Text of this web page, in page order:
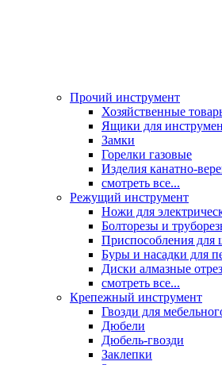
Прочий инструмент
Хозяйственные
Ящики для
Замки
Горелки газовые
Изделия канатно-
смотреть все...
Режущий инструмент
Ножи для
Болторезы и
Приспособления для
Буры и насадки для
Диски алмазные
смотреть все...
Крепежный инструмент
Гвозди для
Дюбели
Дюбель-гвозди
Заклепки